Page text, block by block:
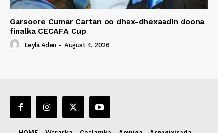
Garsoore Cumar Cartan oo dhex-dhexaadin doona
finalka CECAFA Cup
Leyla Aden - August 4, 2026